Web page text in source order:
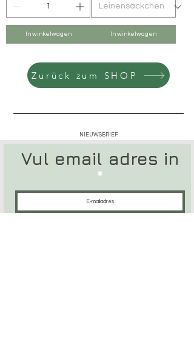
In winkelwagen In winkelwagen
Zurück zum SHOP
NIEUWSBRIEF
Vul email adres in